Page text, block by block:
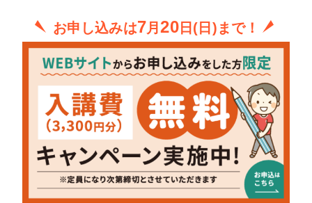
お申し込みは7月20日(日)まで！